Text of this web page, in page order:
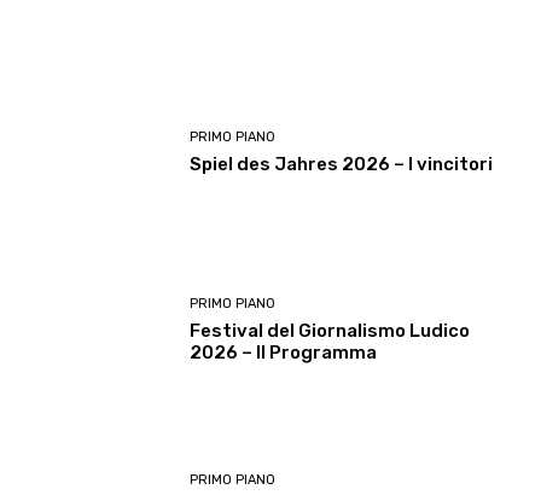
PRIMO PIANO
Spiel des Jahres 2026 – I vincitori
PRIMO PIANO
Festival del Giornalismo Ludico
2026 – Il Programma
PRIMO PIANO